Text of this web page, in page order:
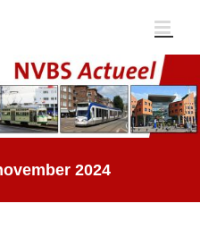
2024